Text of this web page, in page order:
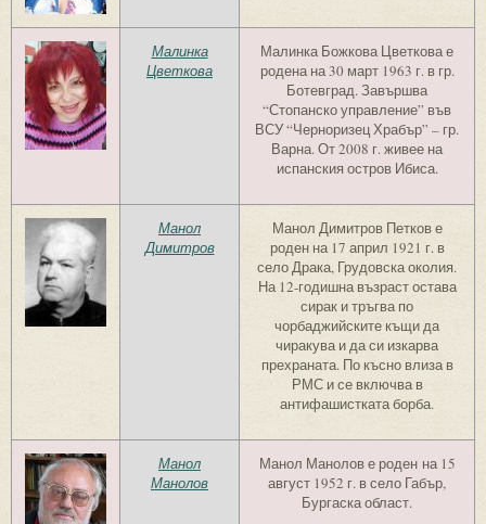
Малинка
Цветкова
Малинка Божкова Цветкова е
родена на 30 март 1963 г. в гр.
Ботевград. Завършва
“Стопанско управление” във
ВСУ “Черноризец Храбър” – гр.
Варна. От 2008 г. живее на
испанския остров Ибиса.
Манол
Димитров
Манол Димитров Петков е
роден на 17 април 1921 г. в
село Драка, Грудовска околия.
На 12-годишна възраст остава
сирак и тръгва по
чорбаджийските къщи да
чиракува и да си изкарва
прехраната. По късно влиза в
РМС и се включва в
антифашистката борба.
Манол
Манолов
Манол Манолов е роден на 15
август 1952 г. в село Габър,
Бургаска област.